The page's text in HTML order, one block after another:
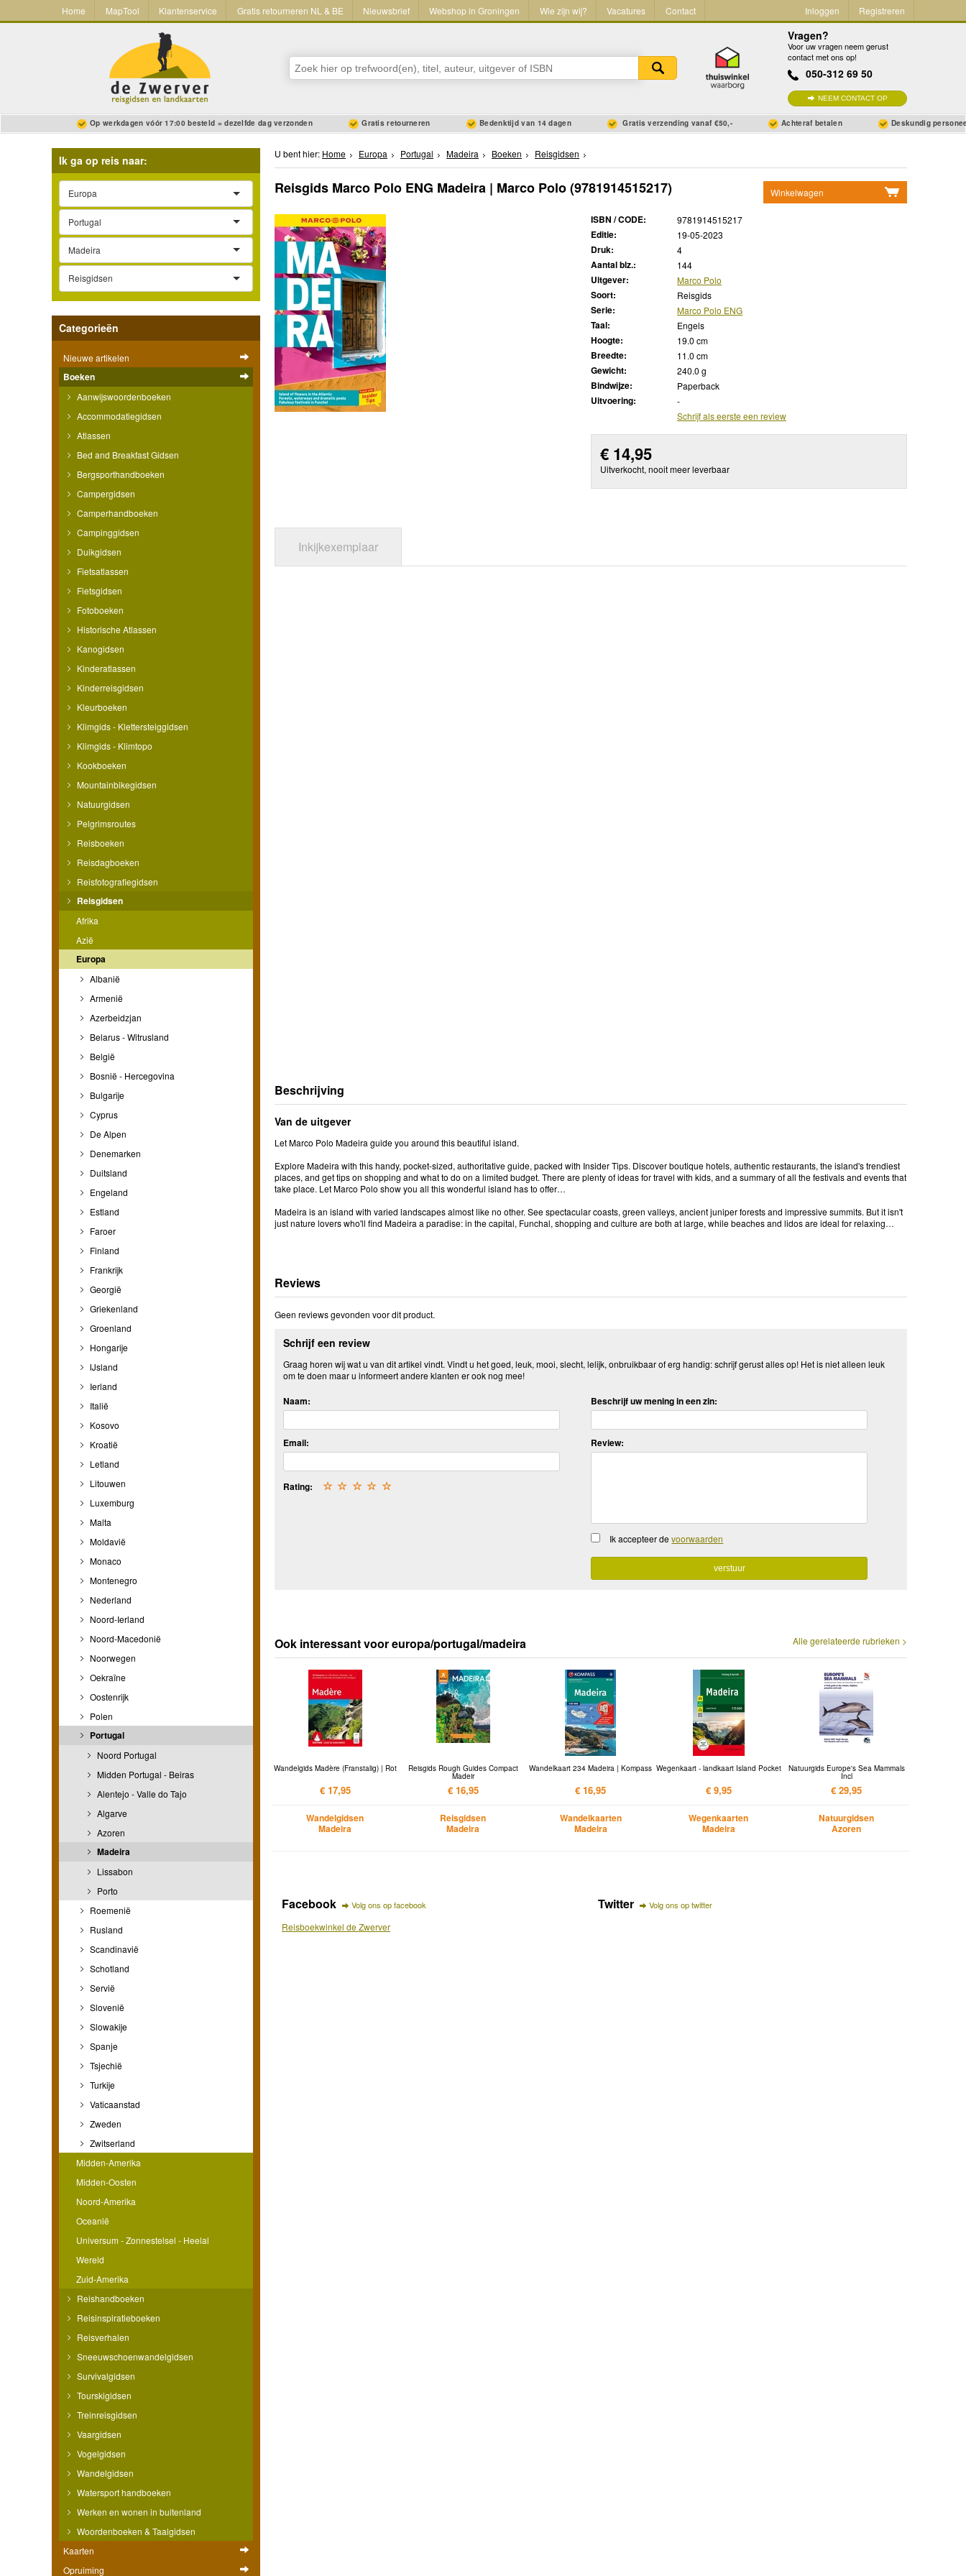
Home MapTool Klantenservice Gratis retourneren NL & BE Nieuwsbrief Webshop in Groningen Wie zijn wij? Vacatures Contact Inloggen Registreren
Vragen?
Voor uw vragen neem gerust
contact met ons op!
050-312 69 50
NEEM CONTACT OP
Op werkdagen vóór 17:00 besteld = dezelfde dag verzonden Gratis retourneren Bedenktijd van 14 dagen Gratis verzending vanaf €50,- Achteraf betalen Deskundig
Ik ga op reis naar:
Europa
Portugal
Madeira
Reisgidsen
Categorieën
Nieuwe artikelen
Boeken
Aanwijswoordenboeken
Accommodatiegidsen
Atlassen
Bed and Breakfast Gidsen
Bergsporthandboeken
Campergidsen
Camperhandboeken
Campinggidsen
Duikgidsen
Fietsatlassen
Fietsgidsen
Fotoboeken
Historische Atlassen
Kanogidsen
Kinderatlassen
Kinderreisgidsen
Kleurboeken
Klimgids - Klettersteiggidsen
Klimgids - Klimtopo
Kookboeken
Mountainbikegidsen
Natuurgidsen
Pelgrimsroutes
Reisboeken
Reisdagboeken
Reisfotografiegidsen
Reisgidsen
Afrika
Azië
Europa
Albanië
Armenië
Azerbeidzjan
Belarus - Witrusland
België
Bosnië - Hercegovina
Bulgarije
Cyprus
De Alpen
Denemarken
Duitsland
Engeland
Estland
Faroer
Finland
Frankrijk
Georgië
Griekenland
Groenland
Hongarije
IJsland
Ierland
Italië
Kosovo
Kroatië
Letland
Litouwen
Luxemburg
Malta
Moldavië
Monaco
Montenegro
Nederland
Noord-Ierland
Noord-Macedonië
Noorwegen
Oekraïne
Oostenrijk
Polen
Portugal
Noord Portugal
Midden Portugal - Beiras
Alentejo - Valle do Tajo
Algarve
Azoren
Madeira
Lissabon
Porto
Roemenië
Rusland
Scandinavië
Schotland
Servië
Slovenië
Slowakije
Spanje
Tsjechië
Turkije
Vaticaanstad
Zweden
Zwitserland
Midden-Amerika
Midden-Oosten
Noord-Amerika
Oceanië
Universum - Zonnestelsel - Heelal
Wereld
Zuid-Amerika
Reishandboeken
Reisinspiratieboeken
Reisverhalen
Sneeuwschoenwandelgidsen
Survivalgidsen
Tourskigidsen
Treinreisgidsen
Vaargidsen
Vogelgidsen
Wandelgidsen
Watersport handboeken
Werken en wonen in buitenland
Woordenboeken & Taalgidsen
Kaarten
Opruiming
U bent hier: Home Europa Portugal Madeira Boeken Reisgidsen
Winkelwagen
Reisgids Marco Polo ENG Madeira | Marco Polo(9781914515217)
ISBN / CODE: 9781914515217
Editie: 19-05-2023
Druk: 4
Aantal blz.: 144
Uitgever: Marco Polo
Soort: Reisgids
Serie: Marco Polo ENG
Taal: Engels
Hoogte: 19.0 cm
Breedte: 11.0 cm
Gewicht: 240.0 g
Bindwijze: Paperback
Uitvoering:
-
Schrijf als eerste een review
€ 14,95
Uitverkocht, nooit meer leverbaar
Inkijkexemplaar
Beschrijving
Van de uitgever
Let Marco Polo Madeira guide you around this beautiful island.
Explore Madeira with this handy, pocket-sized, authoritative guide, packed with Insider Tips. Discover boutique hotels, authentic restaurants, the island's trendiest
places, and get tips on shopping and what to do on a limited budget. There are plenty of ideas for travel with kids, and a summary of all the festivals and events that
take place. Let Marco Polo show you all this wonderful island has to offer…
Madeira is an island with varied landscapes almost like no other. See spectacular coasts, green valleys, ancient juniper forests and impressive summits. But it isn't
just nature lovers who'll find Madeira a paradise: in the capital, Funchal, shopping and culture are both at large, while beaches and lidos are ideal for relaxing…
Reviews
Geen reviews gevonden voor dit product.
Schrijf een review
Graag horen wij wat u van dit artikel vindt. Vindt u het goed, leuk, mooi, slecht, lelijk, onbruikbaar of erg handig: schrijf gerust alles op! Het is niet alleen leuk
om te doen maar u informeert andere klanten er ook nog mee!
Naam:
Email:
Rating: ☆
☆
☆
☆
☆
Beschrijf uw mening in een zin:
Review:
Ik accepteer devoorwaarden
Alle gerelateerde rubrieken >
Ook interessant voor europa/portugal/madeira
Wandelgids Madère (Franstalig) | Rot
€ 17,95
Wandelgidsen
Madeira
Reisgids Rough Guides Compact
Madeir
€ 16,95
Reisgidsen
Madeira
Wandelkaart 234 Madeira | Kompass
€ 16,95
Wandelkaarten
Madeira
Wegenkaart - landkaart Island Pocket
€ 9,95
Wegenkaarten
Madeira
Natuurgids Europe's Sea Mammals
Incl
€ 29,95
Natuurgidsen
Azoren
Facebook Volg ons op facebook
Reisboekwinkel de Zwerver
Twitter Volg ons op twitter